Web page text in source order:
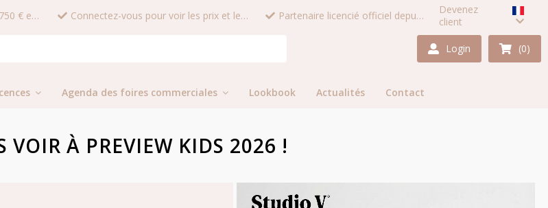
Livraison gratuite à partir de 750 € en France Connectez-vous pour voir les prix et les photos Partenaire licencié officiel depuis 1987
Devenez
client
Login (0)
Agenda des foires commerciales Lookbook Actualités Contact
VOIR À PREVIEW KIDS 2026 !